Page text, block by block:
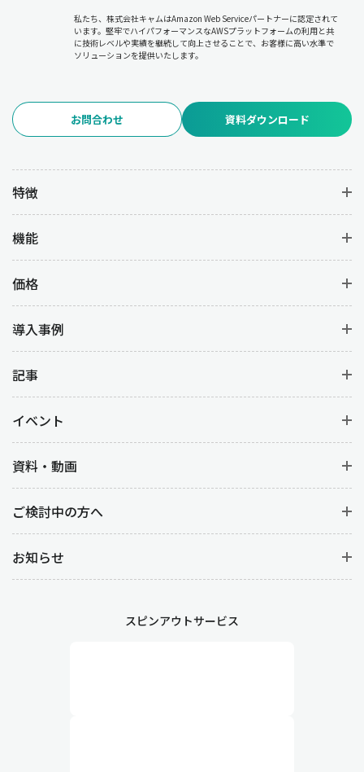
私たち、株式会社キャムはAmazon Web Serviceパートナーに認定されて
います。堅牢でハイパフォーマンスなAWSプラットフォームの利用と共
に技術レベルや実績を継続して向上させることで、お客様に高い水準で
ソリューションを提供いたします。
お問合わせ 資料ダウンロード
特徴
機能
価格
導入事例
記事
イベント
資料・動画
ご検討中の方へ
お知らせ
スピンアウトサービス